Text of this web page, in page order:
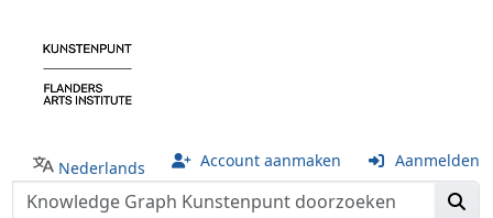
Nederlands Account aanmaken Aanmelden